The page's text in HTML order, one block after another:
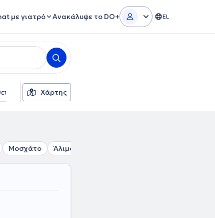
με γιατρό Ανακάλυψε το DO+ EL
φίλτρα Γλώσσες
Χάρτης
Μοσχάτο Άλιμος